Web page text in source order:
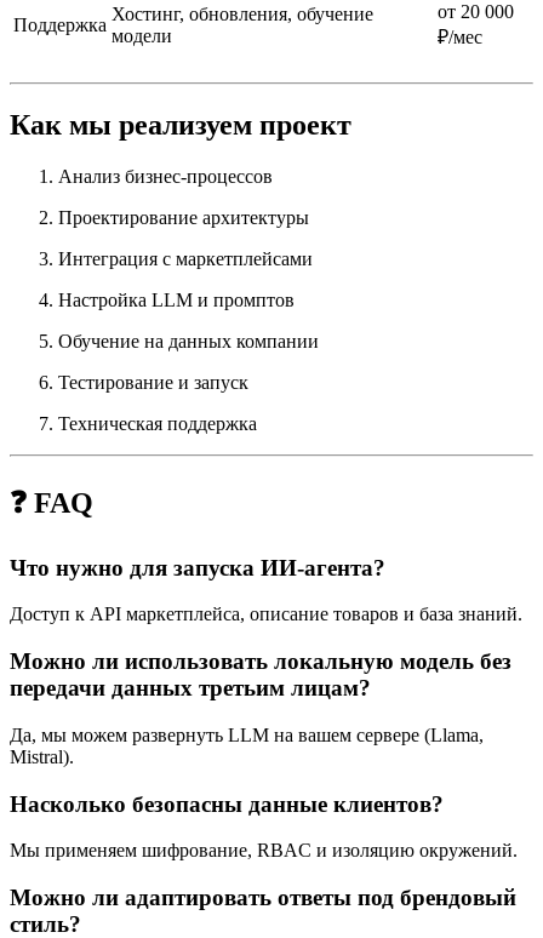
Поддержка
Хостинг, обновления, обучение
модели
от 20 000
₽/мес
Как мы реализуем проект
Анализ бизнес-процессов
Проектирование архитектуры
Интеграция с маркетплейсами
Настройка LLM и промптов
Обучение на данных компании
Тестирование и запуск
Техническая поддержка
❓ FAQ
Что нужно для запуска ИИ-агента?
Доступ к API маркетплейса, описание товаров и база знаний.
Можно ли использовать локальную модель без
передачи данных третьим лицам?
Да, мы можем развернуть LLM на вашем сервере (Llama,
Mistral).
Насколько безопасны данные клиентов?
Мы применяем шифрование, RBAC и изоляцию окружений.
Можно ли адаптировать ответы под брендовый
стиль?